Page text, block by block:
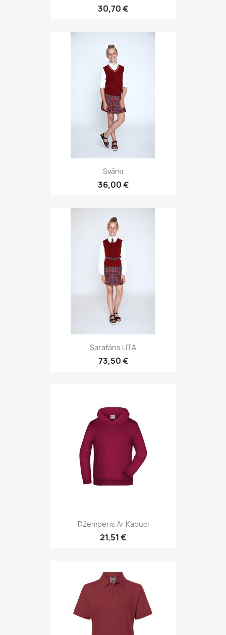
30,70 €
Svārki
36,00 €
Sarafāns LITA
73,50 €
Džemperis Ar Kapuci
21,51 €